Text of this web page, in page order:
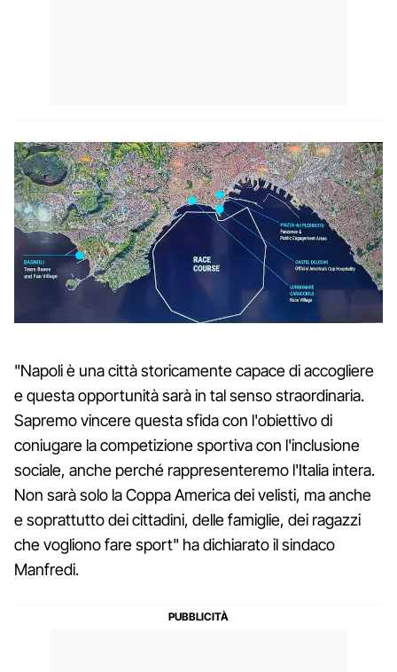
"Napoli è una città storicamente capace di accogliere
e questa opportunità sarà in tal senso straordinaria.
Sapremo vincere questa sfida con l'obiettivo di
coniugare la competizione sportiva con l'inclusione
sociale, anche perché rappresenteremo l'Italia intera.
Non sarà solo la Coppa America dei velisti, ma anche
e soprattutto dei cittadini, delle famiglie, dei ragazzi
che vogliono fare sport" ha dichiarato il sindaco
Manfredi.